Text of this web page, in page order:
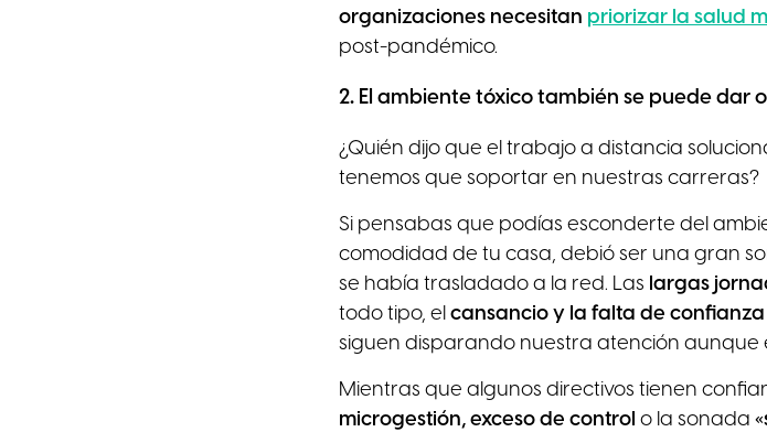
organizaciones necesitan priorizar la salud
post-pandémico.
2. El ambiente tóxico también se puede dar
¿Quién dijo que el trabajo a distancia
tenemos que soportar en nuestras carreras?
Si pensabas que podías esconderte del
comodidad de tu casa, debió ser una gran
se había trasladado a la red. Las largas
todo tipo, el cansancio y la falta de confianza
siguen disparando nuestra atención aunque
Mientras que algunos directivos tienen
microgestión, exceso de control o la sonada